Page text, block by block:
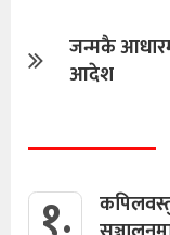
जन्मकै
आदेश
१.